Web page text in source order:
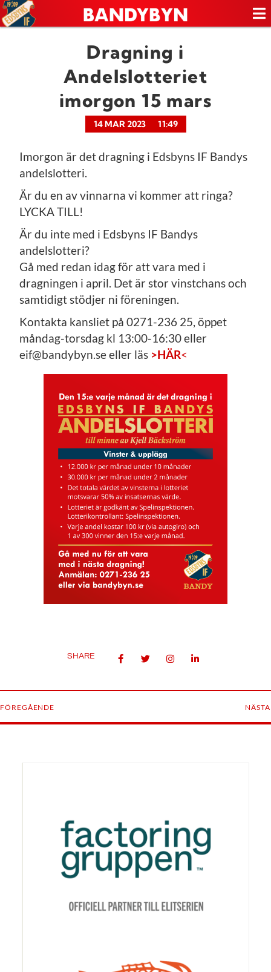
Dragning i
Andelslotteriet
imorgon 15 mars
14 MAR 2023 11:49
Imorgon är det dragning i Edsbyns IF Bandys
andelslotteri.
Är du en av vinnarna vi kommer att ringa?
LYCKA TILL!
Är du inte med i Edsbyns IF Bandys
andelslotteri?
Gå med redan idag för att vara med i
dragningen i april. Det är stor vinstchans och
samtidigt stödjer ni föreningen.
Kontakta kansliet på 0271-236 25, öppet
måndag-torsdag kl 13:00-16:30 eller
eif@bandybyn.se eller läs >HÄR<
SHARE
FÖREGÅENDE NÄSTA